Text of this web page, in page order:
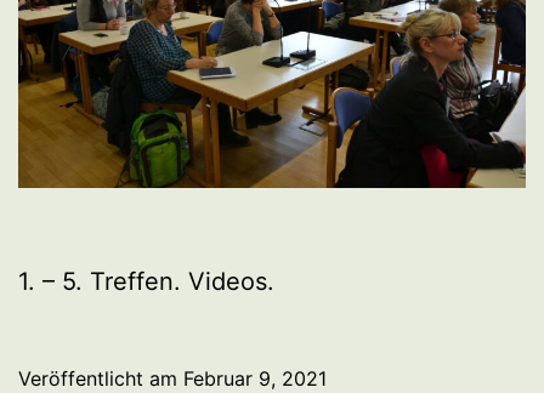
1. – 5. Treffen. Videos.
Veröffentlicht am Februar 9, 2021